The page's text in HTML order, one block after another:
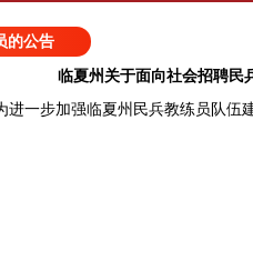
的公告
临夏州关于面向社会招聘民
步加强临夏州民兵教练员队伍